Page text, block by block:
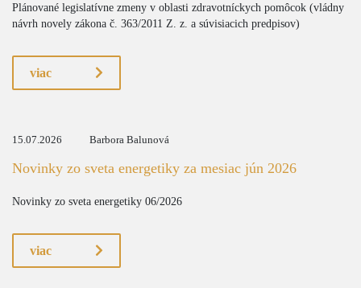
Plánované legislatívne zmeny v oblasti zdravotníckych pomôcok (vládny
návrh novely zákona č. 363/2011 Z. z. a súvisiacich predpisov)
viac
15.07.2026 Barbora Balunová
Novinky zo sveta energetiky za mesiac jún 2026
Novinky zo sveta energetiky 06/2026
viac